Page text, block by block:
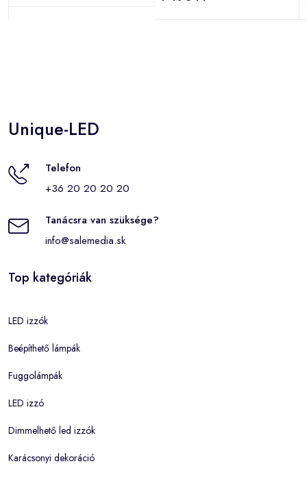
Unique-LED
Telefon
+36 20 20 20 20
Tanácsra van szüksége?
info@salemedia.sk
Top kategóriák
LED izzók
Beépíthető lámpák
Fuggolámpák
LED izzó
Dimmelhető led izzók
Karácsonyi dekoráció